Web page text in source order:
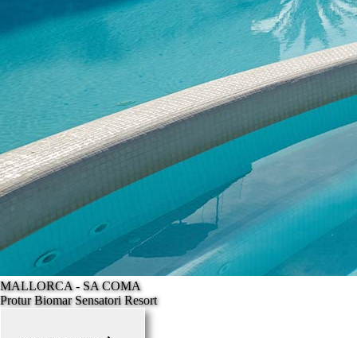
MALLORCA - SA COMA
Protur Biomar Sensatori Resort